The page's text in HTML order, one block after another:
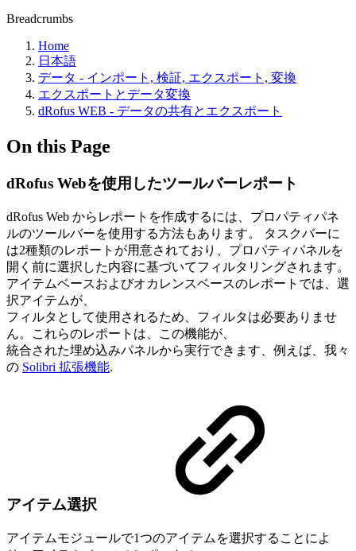
Breadcrumbs
Home
日本語
データ - インポート, 検証, エクスポート, 変換
エクスポートとデータ変換
dRofus WEB - データの共有とエクスポート
On this Page
dRofus Webを使用したツールバーレポート
dRofus Web からレポートを作成するには、プロパティパネ
ルのツールバーを使用する方法もあります。 タスクバーに
は2種類のレポートが用意されており、プロパティパネルを
開く前に選択した内容に基づいてフィルタリングされます。
アイテムベースおよびオカレンスベースのレポートでは、選
択アイテムが、
フィルタとして使用されるため、フィルタは必要ありませ
ん。これらのレポートは、この機能が、
統合された埋め込みパネルから実行できます、例えば、我々
の Solibri 拡張機能.
アイテム選択
アイテムモジュールで1つのアイテムを選択することによ